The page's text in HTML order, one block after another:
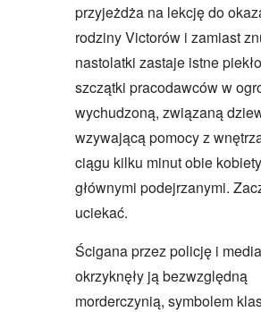
przyjeżdża na lekcję do
rodziny Victorów i zamiast
nastolatki zastaje istne
szczątki pracodawców w
wychudzoną, związaną
wzywającą pomocy z
ciągu kilku minut obie
głównymi podejrzanymi.
uciekać.
Ścigana przez policję i
okrzyknęły ją bezwzględną
morderczynią, symbolem